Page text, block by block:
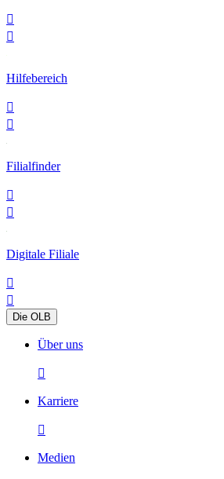


Hilfebereich


Filialfinder


Digitale Filiale


Die OLB
Über uns

Karriere

Medien